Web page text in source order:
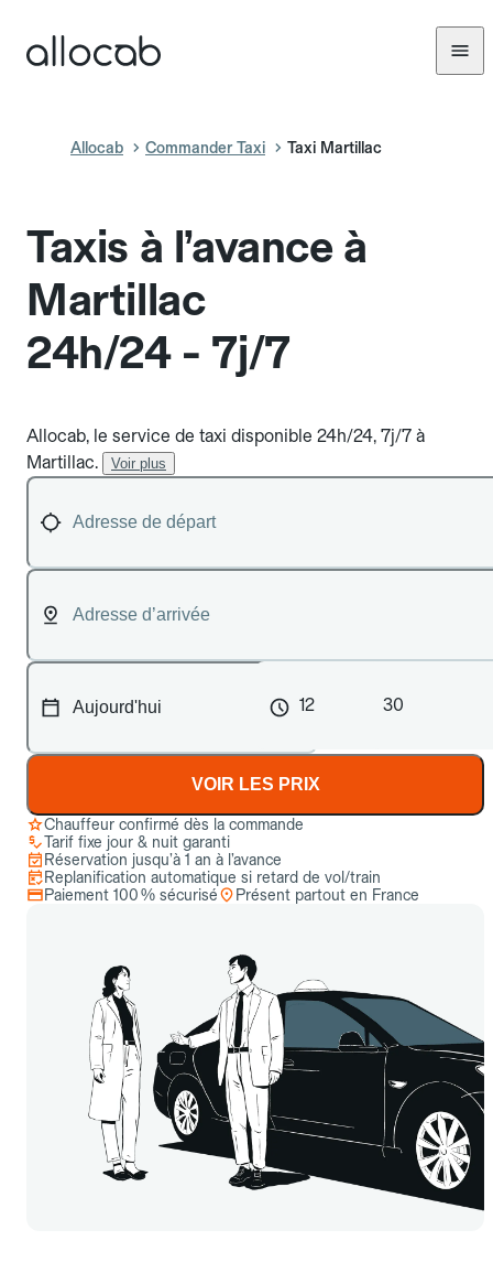
Allocab Commander Taxi Taxi Martillac
Taxis à l’avance à
Martillac
24h/24 - 7j/7
Allocab, le service de taxi disponible 24h/24, 7j/7 à
Martillac.
Voir plus
12 30
VOIR LES PRIX
Chauffeur confirmé dès la commande
Tarif fixe jour & nuit garanti
Réservation jusqu’à 1 an à l’avance
Replanification automatique si retard de vol/train
Paiement 100 % sécurisé
Présent partout en France